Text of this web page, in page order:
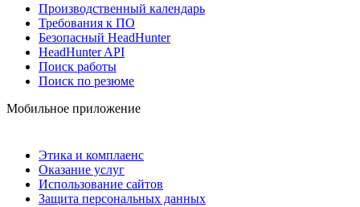
Производственный календарь
Требования к ПО
Безопасный HeadHunter
HeadHunter API
Поиск работы
Поиск по резюме
Мобильное приложение
Этика и комплаенс
Оказание услуг
Использование сайтов
Защита персональных данных